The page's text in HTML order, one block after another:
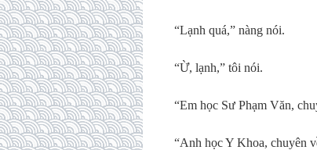
“Lạnh quá,” nàng nói.
“Ừ, lạnh,” tôi nói.
“Em học Sư Phạm Văn,
“Anh học Y Khoa, chuyên